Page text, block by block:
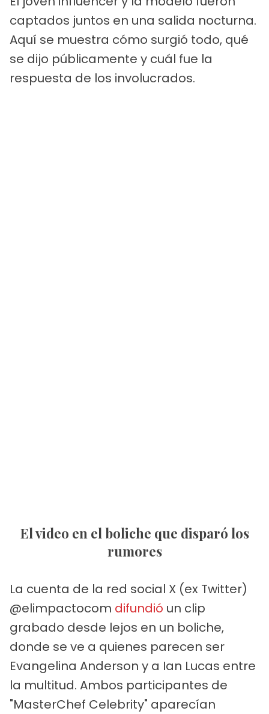
captados juntos en una salida nocturna.
Aquí se muestra cómo surgió todo, qué
se dijo públicamente y cuál fue la
respuesta de los involucrados.
El video en el boliche que disparó los
rumores
La cuenta de la red social X (ex Twitter)
@elimpactocom difundió un clip
grabado desde lejos en un boliche,
donde se ve a quienes parecen ser
Evangelina Anderson y a Ian Lucas entre
la multitud. Ambos participantes de
"MasterChef Celebrity" aparecían